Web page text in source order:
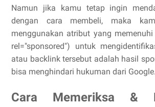
Namun jika kamu tetap ingin
dengan cara membeli, maka
menggunakan atribut yang
rel="sponsored") untuk
atau backlink tersebut adalah hasil
bisa menghindari hukuman dari Google.
Cara Memeriksa &